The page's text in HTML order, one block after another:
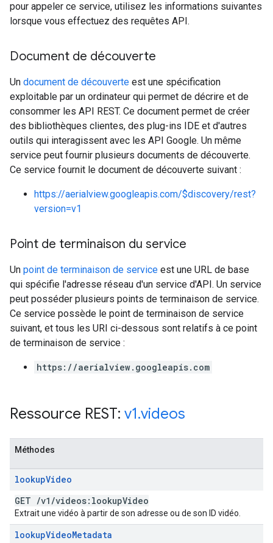
pour appeler ce service, utilisez les informations suivantes
lorsque vous effectuez des requêtes API.
Document de découverte
Un document de découverte est une spécification
exploitable par un ordinateur qui permet de décrire et de
consommer les API REST. Ce document permet de créer
des bibliothèques clientes, des plug-ins IDE et d'autres
outils qui interagissent avec les API Google. Un même
service peut fournir plusieurs documents de découverte.
Ce service fournit le document de découverte suivant :
https://aerialview.googleapis.com/$discovery/rest?
version=v1
Point de terminaison du service
Un point de terminaison de service est une URL de base
qui spécifie l'adresse réseau d'un service d'API. Un service
peut posséder plusieurs points de terminaison de service.
Ce service possède le point de terminaison de service
suivant, et tous les URI ci-dessous sont relatifs à ce point
de terminaison de service :
https://aerialview.googleapis.com
Ressource REST: v1.videos
Méthodes
lookupVideo
GET /v1 /videos:lookupVideo
Extrait une vidéo à partir de son adresse ou de son ID vidéo.
lookupVideoMetadata